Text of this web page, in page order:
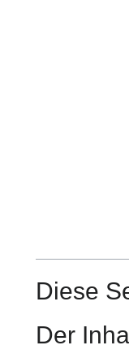
Diese
Der